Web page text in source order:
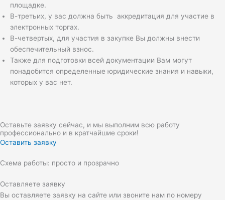
площадке.
В-третьих, у вас должна быть аккредитация для участие в
электронных торгах.
В-четвертых, для участия в закупке Вы должны внести
обеспечительный взнос.
Также для подготовки всей документации Вам могут
понадобится определенные юридические знания и навыки,
которых у вас нет.
Оставьте заявку сейчас, и мы выполним всю работу
профессионально и в кратчайшие сроки!
Оставить заявку
Схема работы: просто и прозрачно
Оставляете заявку
Вы оставляете заявку на сайте или звоните нам по номеру